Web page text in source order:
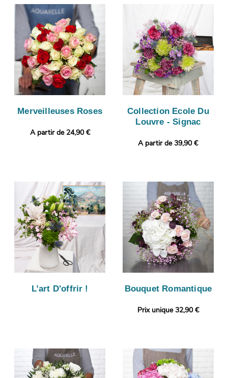
Merveilleuses Roses
A partir de 24,90 €
Collection Ecole Du
Louvre - Signac
A partir de 39,90 €
L’art D'offrir ! Bouquet Romantique
Prix unique 32,90 €